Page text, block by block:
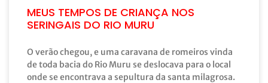
MEUS TEMPOS DE CRIANÇA NOS
SERINGAIS DO RIO MURU
O verão chegou, e uma caravana de romeiros vinda
de toda bacia do Rio Muru se deslocava para o local
onde se encontrava a sepultura da santa milagrosa.